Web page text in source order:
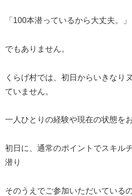
「100本潜っているから大丈夫。」
でもありません。
くらげ村では、初日からいきなり
ていません。
一人ひとりの経験や現在の状態を
初日に、通常のポイントでスキル
潜り
そのうえでご参加いただいているの